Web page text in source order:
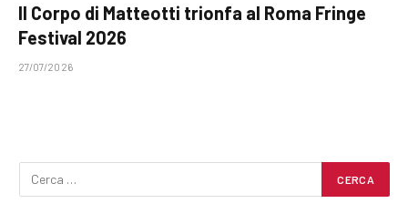
Il Corpo di Matteotti trionfa al Roma Fringe
Festival 2026
27/07/2026